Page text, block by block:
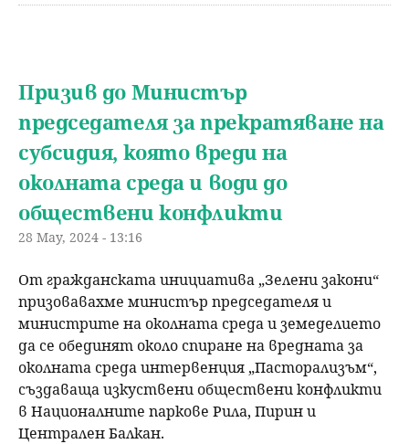
Призив до Министър
председателя за прекратяване на
субсидия, която вреди на
околната среда и води до
обществени конфликти
28 May, 2024 - 13:16
От гражданската инициатива „Зелени закони“
призовавахме министър председателя и
министрите на околната среда и земеделието
да се обединят около спиране на вредната за
околната среда интервенция „Пасторализъм“,
създаваща изкуствени обществени конфликти
в Националните паркове Рила, Пирин и
Централен Балкан.